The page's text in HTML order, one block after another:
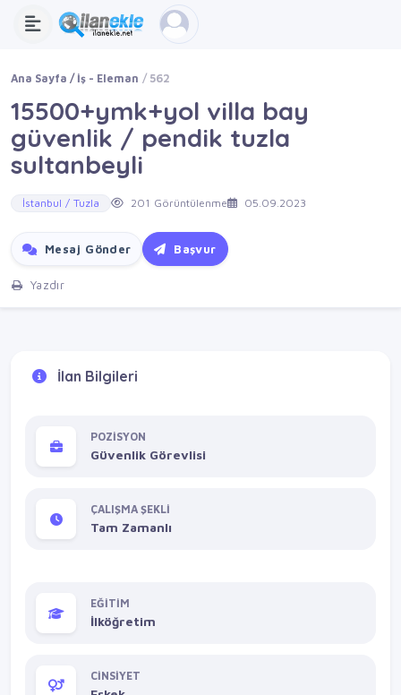
Ana Sayfa İş - Eleman 562
15500+ymk+yol villa bay
güvenlik / pendik tuzla
sultanbeyli
İstanbul / Tuzla 201 Görüntülenme 05.09.2023
Mesaj Gönder Başvur
Yazdır
İlan Bilgileri
POZİSYON
Güvenlik Görevlisi
ÇALIŞMA ŞEKLİ
Tam Zamanlı
EĞİTİM
İlköğretim
CİNSİYET